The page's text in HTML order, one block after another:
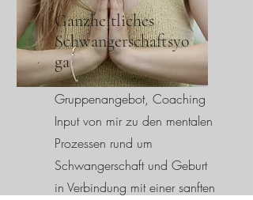
Ganzheitliches
Schwangerschaftsyo
ga
Gruppenangebot, Coaching
Input von mir zu den mentalen
Prozessen rund um
Schwangerschaft und Geburt
in Verbindung mit einer sanften